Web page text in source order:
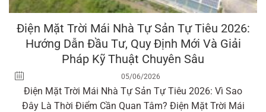
Điện Mặt Trời Mái Nhà Tự Sản Tự Tiêu 2026:
Hướng Dẫn Đầu Tư, Quy Định Mới Và Giải
Pháp Kỹ Thuật Chuyên Sâu
05/06/2026
Điện Mặt Trời Mái Nhà Tự Sản Tự Tiêu 2026: Vì Sao
Đây Là Thời Điểm Cần Quan Tâm? Điện Mặt Trời Mái